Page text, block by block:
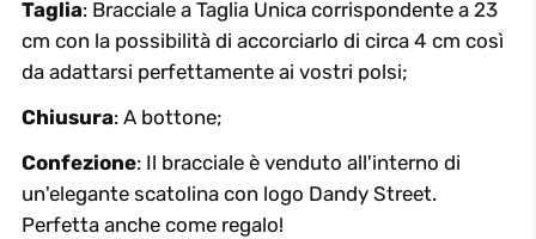
Taglia: Bracciale a Taglia Unica corrispondente a 23
cm con la possibilità di accorciarlo di circa 4 cm così
da adattarsi perfettamente ai vostri polsi;
Chiusura: A bottone;
Confezione: Il bracciale è venduto all'interno di
un'elegante scatolina con logo Dandy Street.
Perfetta anche come regalo!